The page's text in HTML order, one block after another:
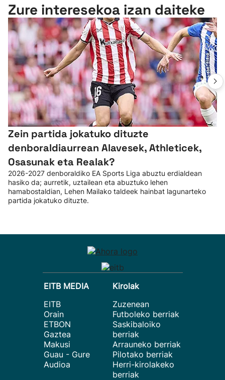
Zure interesekoa izan daiteke
Zein partida jokatuko dituzte
denboraldiaurrean Alavesek, Athleticek,
Osasunak eta Realak?
2026-2027 denboraldiko EA Sports Liga abuztu erdialdean
hasiko da; aurretik, uztailean eta abuztuko lehen
hamabostaldian, Lehen Mailako taldeek hainbat lagunarteko
partida jokatuko dituzte.
EITB MEDIA
EITB
Orain
ETBON
Gaztea
Makusi
Guau - Gure
Audioa
Kirolak
Zuzenean
Futboleko berriak
Saskibaloiko
berriak
Arrauneko berriak
Pilotako berriak
Herri-kirolakeko
berriak